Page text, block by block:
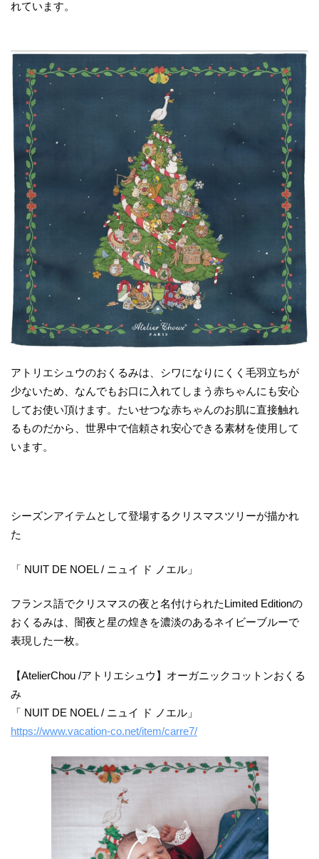
れています。
アトリエシュウのおくるみは、シワになりにくく毛羽立ちが
少ないため、なんでもお口に入れてしまう赤ちゃんにも安心
してお使い頂けます。たいせつな赤ちゃんのお肌に直接触れ
るものだから、世界中で信頼され安心できる素材を使用して
います。
シーズンアイテムとして登場するクリスマスツリーが描かれ
た
「 NUIT DE NOEL / ニュイ ド ノエル」
フランス語でクリスマスの夜と名付けられたLimited Editionの
おくるみは、闇夜と星の煌きを濃淡のあるネイビーブルーで
表現した一枚。
【AtelierChou /アトリエシュウ】オーガニックコットンおくる
み
「 NUIT DE NOEL / ニュイ ド ノエル」
https://www.vacation-co.net/item/carre7/